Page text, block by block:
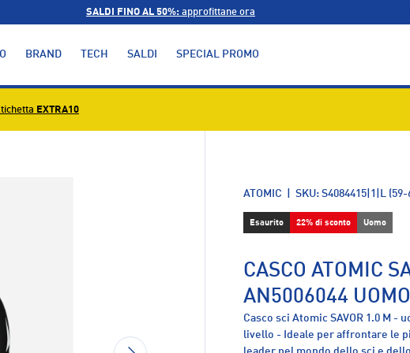
SALDI FINO AL 50%: approfittane ora
BRAND TECH SALDI SPECIAL PROMO
EXTRA10
AVANTI
ATOMIC |SKU: S4084415|1|L (59-
Esaurito 22% di sconto Uomo
CASCO ATOMIC
AN5006044 UOMO
Casco sci Atomic SAVOR 1.0 M
livello - Ideale per affrontare le